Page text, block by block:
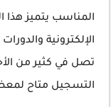
المناسب يتميز هذا
الإلكترونية
التسجيل متاح